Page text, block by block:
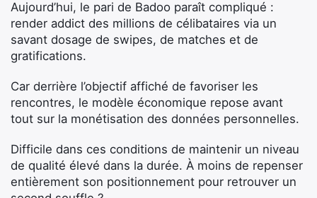
Aujourd’hui, le pari de Badoo paraît compliqué :
render addict des millions de célibataires via un
savant dosage de swipes, de matches et de
gratifications.
Car derrière l’objectif affiché de favoriser les
rencontres, le modèle économique repose avant
tout sur la monétisation des données personnelles.
Difficile dans ces conditions de maintenir un niveau
de qualité élevé dans la durée. À moins de repenser
entièrement son positionnement pour retrouver un